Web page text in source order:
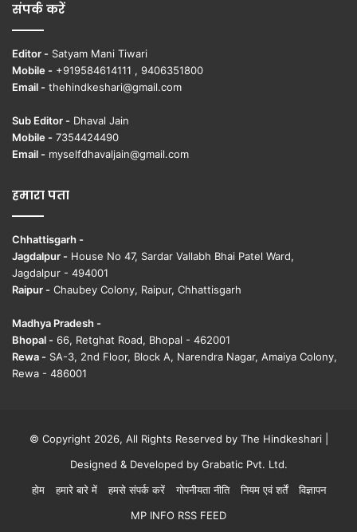
संपर्क करें
Editor - Satyam Mani Tiwari
Mobile - +919584614111 , 9406351800
Email - thehindkeshari@gmail.com
Sub Editor - Dhaval Jain
Mobile - 7354424490
Email - myselfdhavaljain@gmail.com
हमारा पता
Chhattisgarh -
Jagdalpur - House No 47, Sardar Vallabh Bhai Patel Ward,
Jagdalpur - 494001
Raipur - Chaubey Colony, Raipur, Chhattisgarh
Madhya Pradesh -
Bhopal - 66, Retghat Road, Bhopal - 462001
Rewa - SA-3, 2nd Floor, Block A, Narendra Nagar, Amaiya Colony,
Rewa - 486001
© Copyright 2026, All Rights Reserved by The Hindkeshari |
Designed & Developed by Grabatic Pvt. Ltd.
होम
हमारे बारे में हमसे संपर्क करें गोपनीयता नीति नियम एवं शर्तें
विज्ञापन
MP INFO RSS FEED